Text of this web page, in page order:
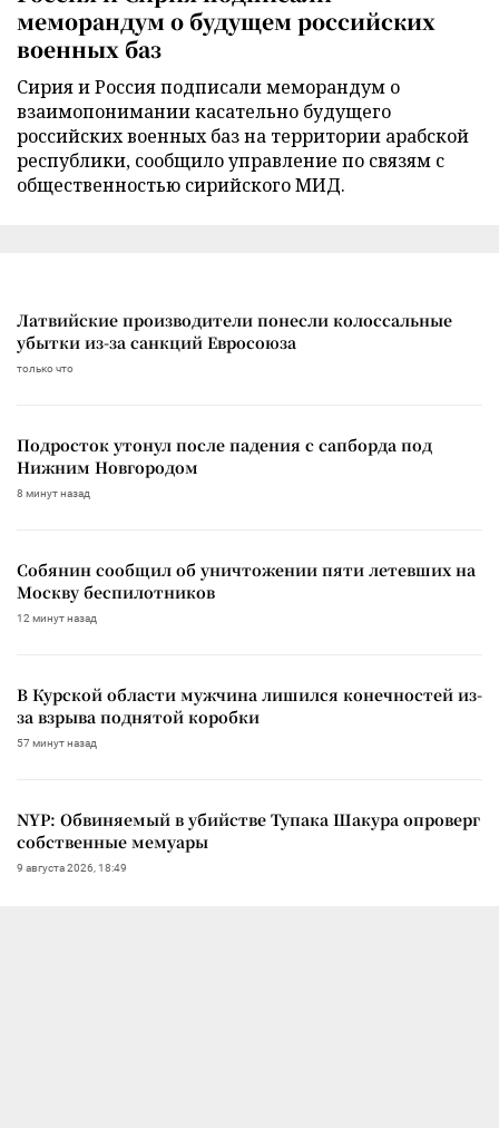
меморандум о будущем российских
военных баз
Сирия и Россия подписали меморандум о
взаимопонимании касательно будущего
российских военных баз на территории арабской
республики, сообщило управление по связям с
общественностью сирийского МИД.
Латвийские производители понесли колоссальные
убытки из-за санкций Евросоюза
только что
Подросток утонул после падения с сапборда под
Нижним Новгородом
8 минут назад
Собянин сообщил об уничтожении пяти летевших на
Москву беспилотников
12 минут назад
В Курской области мужчина лишился конечностей из-
за взрыва поднятой коробки
57 минут назад
NYP: Обвиняемый в убийстве Тупака Шакура опроверг
собственные мемуары
9 августа 2026, 18:49